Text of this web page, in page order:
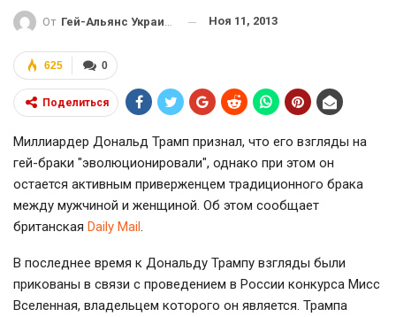
От Гей-Альянс Украина Ноя 11, 2013
0
625
Поделиться
Миллиардер Дональд Трамп признал, что его взгляды на
гей-браки "эволюционировали", однако при этом он
остается активным приверженцем традиционного брака
между мужчиной и женщиной. Об этом сообщает
британская Daily Mail.
В последнее время к Дональду Трампу взгляды были
прикованы в связи с проведением в России конкурса Мисс
Вселенная, владельцем которого он является. Трампа